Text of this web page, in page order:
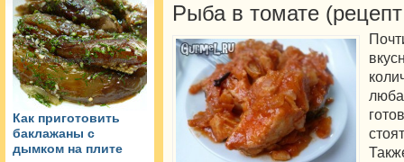
Как приготовить
баклажаны с
дымком на плите
Рыба в томате